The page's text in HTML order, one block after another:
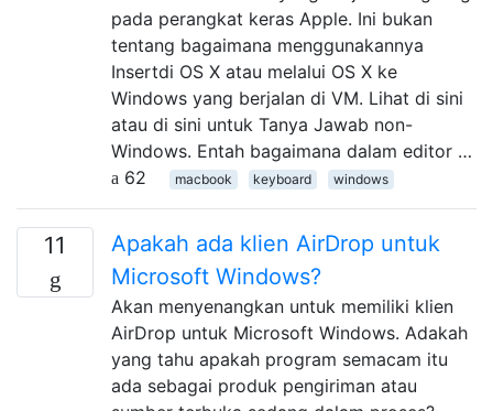
pada perangkat keras Apple. Ini bukan
tentang bagaimana menggunakannya
Insertdi OS X atau melalui OS X ke
Windows yang berjalan di VM. Lihat di sini
atau di sini untuk Tanya Jawab non-
Windows. Entah bagaimana dalam editor …
62
macbook keyboard windows
11
Apakah ada klien AirDrop untuk
Microsoft Windows?
Akan menyenangkan untuk memiliki klien
AirDrop untuk Microsoft Windows. Adakah
yang tahu apakah program semacam itu
ada sebagai produk pengiriman atau